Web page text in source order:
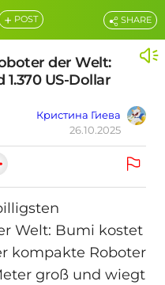
+ POST
der Welt:
US-Dollar
Кристина Гиева
26.10.2025
SHARE
Welt: Bumi kostet
kompakte Roboter
groß und wiegt